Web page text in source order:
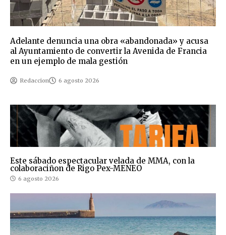
Adelante denuncia una obra «abandonada» y acusa
al Ayuntamiento de convertir la Avenida de Francia
en un ejemplo de mala gestión
Redaccion 6 agosto 2026
Este sábado espectacular velada de MMA, con la
colaboraciñon de Rigo Pex-MENEO
6 agosto 2026